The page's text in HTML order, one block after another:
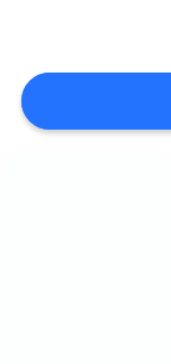
मामलों